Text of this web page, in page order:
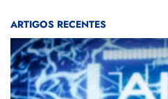
ARTIGOS RECENTES